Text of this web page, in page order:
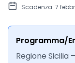
Scadenza: 7
Programma/
Regione Sicilia